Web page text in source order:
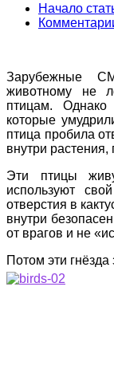
Начало
Зарубежные
животному не
птицам.
которые
птица пробила
внутри растения,
Эти птицы
используют
отверстия в
внутри
от врагов и не
Потом эти